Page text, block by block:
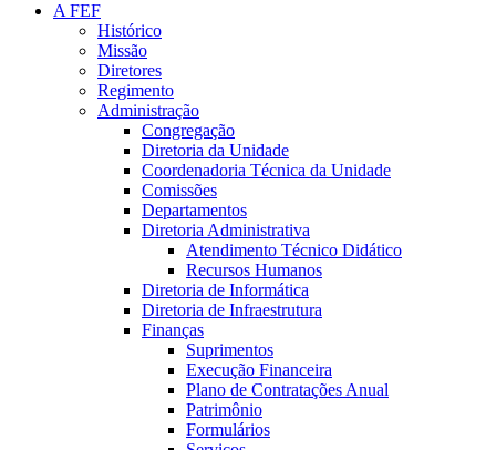
A FEF
Histórico
Missão
Diretores
Regimento
Administração
Congregação
Diretoria da Unidade
Coordenadoria Técnica da Unidade
Comissões
Departamentos
Diretoria Administrativa
Atendimento Técnico Didático
Recursos Humanos
Diretoria de Informática
Diretoria de Infraestrutura
Finanças
Suprimentos
Execução Financeira
Plano de Contratações Anual
Patrimônio
Formulários